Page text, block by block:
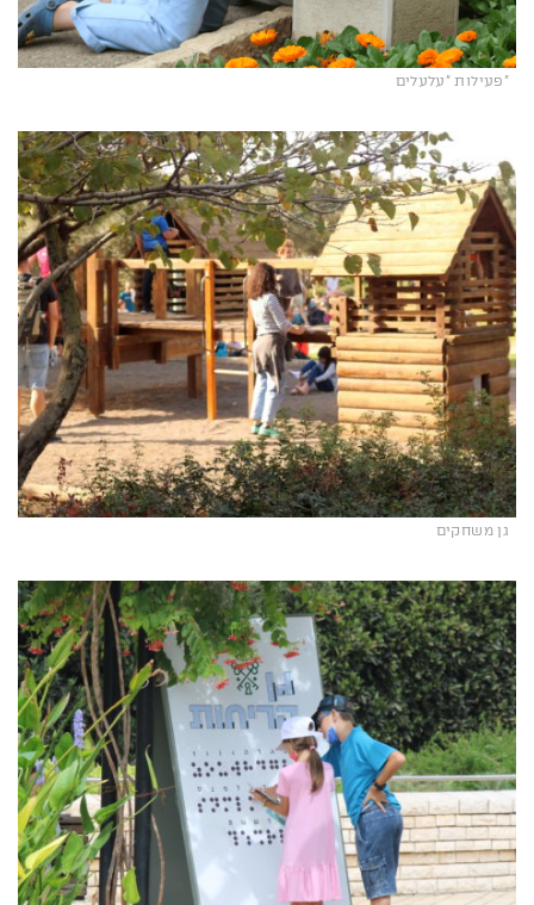
"פעילות "עלעלים
גן משחקים